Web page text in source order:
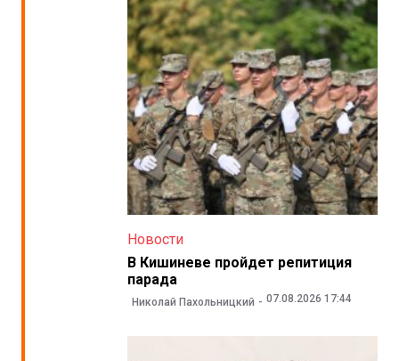
Новости
В Кишиневе пройдет репитиция
парада
Николай Пахольницкий 07.08.2026 17:44